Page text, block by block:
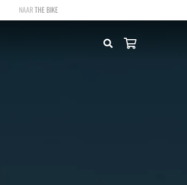
THE BIKE